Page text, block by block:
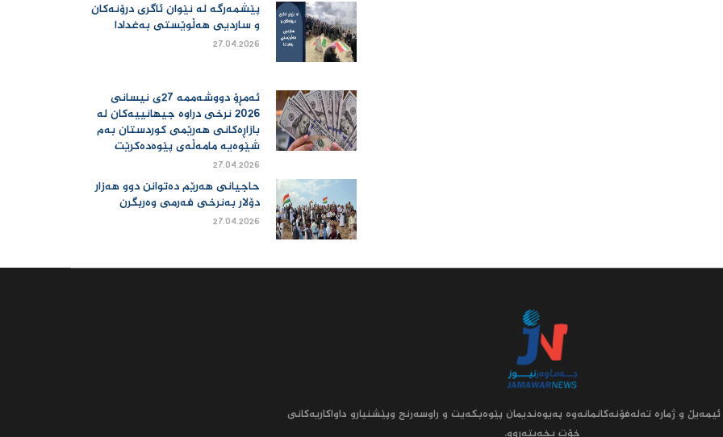
پێشمەرگە لە نێوان ئاگری درۆنەکان
و ساردیی هەڵوێستی بەغدادا
27.04.2026
ئەمڕۆ دووشەممە 27ی نیسانی
2026 نرخی دراوە جیهانییەكان لە
بازاڕەكانی هەرێمی كوردستان بەم
شێوەیە مامەڵەی پێوەدەكرێت
27.04.2026
حاجیانی هەرێم دەتوانن دوو هەزار
دۆلار بەنرخی فەرمی وەربگرن
27.04.2026
و ژماره‌ ته‌له‌فۆنه‌کانمانه‌وه‌ په‌یوه‌ندیمان پێوه‌بکه‌یت و راوسه‌رنج وپێشنیارو داواکاریه‌کانى
خۆت بخه‌یته‌روو.